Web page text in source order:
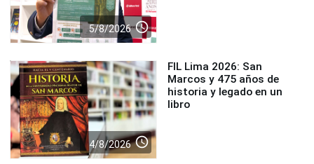
5/8/2026 access_time
4/8/2026 access_time
FIL Lima 2026: San
Marcos y 475 años de
historia y legado en un
libro